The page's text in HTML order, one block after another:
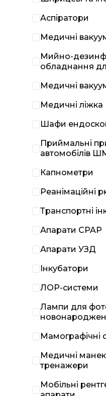
Аспіратори
Медичні
Мийно-
обладнання
Медичні
Медичні ліжка
Шафи
Приймальні
автомобілів
Капнометри
Реанімаційні
Транспортні
Апарати CPAP
Апарати УЗД
Інкубатори
ЛОР-системи
Лампи для
Мамографічні
Медичні
тренажери
Мобільні